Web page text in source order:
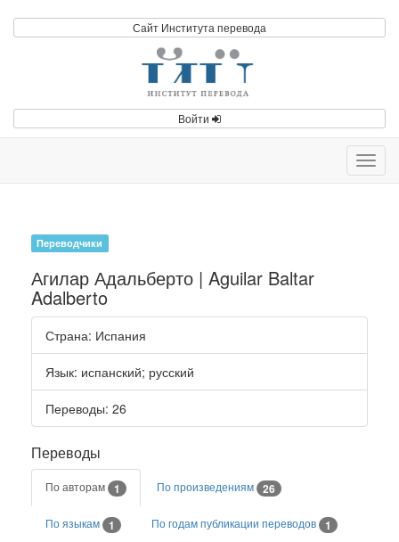
Сайт Института перевода
Войти
Переводчики
Агилар Адальберто | Aguilar Baltar
Adalberto
Страна: Испания
Язык: испанский; русский
Переводы: 26
Переводы
По авторам 1 По произведениям 26
По языкам 1 По годам публикации переводов 1